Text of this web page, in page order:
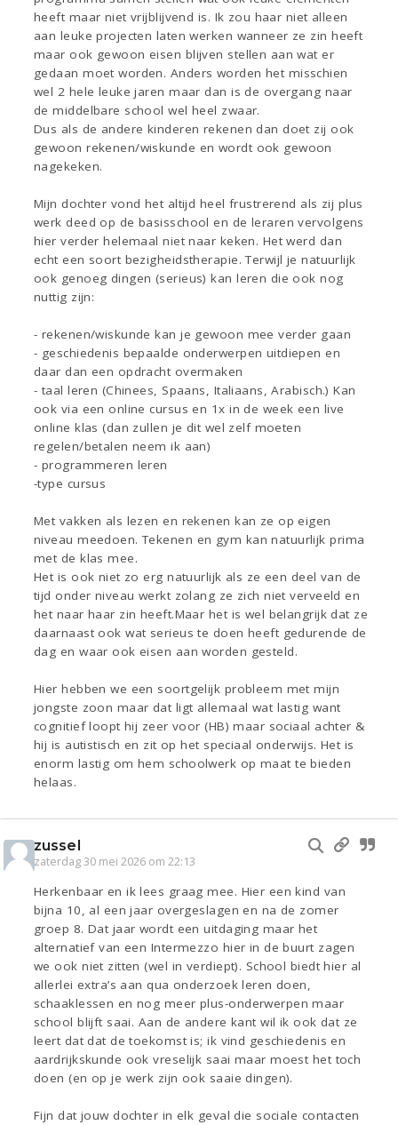
heeft maar niet vrijblijvend is. Ik zou haar niet alleen
aan leuke projecten laten werken wanneer ze zin heeft
maar ook gewoon eisen blijven stellen aan wat er
gedaan moet worden. Anders worden het misschien
wel 2 hele leuke jaren maar dan is de overgang naar
de middelbare school wel heel zwaar.
Dus als de andere kinderen rekenen dan doet zij ook
gewoon rekenen/wiskunde en wordt ook gewoon
nagekeken.
Mijn dochter vond het altijd heel frustrerend als zij plus
werk deed op de basisschool en de leraren vervolgens
hier verder helemaal niet naar keken. Het werd dan
echt een soort bezigheidstherapie. Terwijl je natuurlijk
ook genoeg dingen (serieus) kan leren die ook nog
nuttig zijn:
- rekenen/wiskunde kan je gewoon mee verder gaan
- geschiedenis bepaalde onderwerpen uitdiepen en
daar dan een opdracht overmaken
- taal leren (Chinees, Spaans, Italiaans, Arabisch.) Kan
ook via een online cursus en 1x in de week een live
online klas (dan zullen je dit wel zelf moeten
regelen/betalen neem ik aan)
- programmeren leren
-type cursus
Met vakken als lezen en rekenen kan ze op eigen
niveau meedoen. Tekenen en gym kan natuurlijk prima
met de klas mee.
Het is ook niet zo erg natuurlijk als ze een deel van de
tijd onder niveau werkt zolang ze zich niet verveeld en
het naar haar zin heeft.Maar het is wel belangrijk dat ze
daarnaast ook wat serieus te doen heeft gedurende de
dag en waar ook eisen aan worden gesteld.
Hier hebben we een soortgelijk probleem met mijn
jongste zoon maar dat ligt allemaal wat lastig want
cognitief loopt hij zeer voor (HB) maar sociaal achter &
hij is autistisch en zit op het speciaal onderwijs. Het is
enorm lastig om hem schoolwerk op maat te bieden
helaas.
zussel
zaterdag 30 mei 2026 om 22:13
Herkenbaar en ik lees graag mee. Hier een kind van
bijna 10, al een jaar overgeslagen en na de zomer
groep 8. Dat jaar wordt een uitdaging maar het
alternatief van een Intermezzo hier in de buurt zagen
we ook niet zitten (wel in verdiept). School biedt hier al
allerlei extra’s aan qua onderzoek leren doen,
schaaklessen en nog meer plus-onderwerpen maar
school blijft saai. Aan de andere kant wil ik ook dat ze
leert dat dat de toekomst is; ik vind geschiedenis en
aardrijkskunde ook vreselijk saai maar moest het toch
doen (en op je werk zijn ook saaie dingen).
Fijn dat jouw dochter in elk geval die sociale contacten